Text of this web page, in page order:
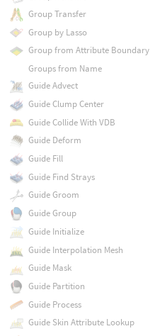
Group Transfer
Group by Lasso
Group from Attribute Boundary
Groups from Name
Guide Advect
Guide Clump Center
Guide Collide With VDB
Guide Deform
Guide Fill
Guide Find Strays
Guide Groom
Guide Group
Guide Initialize
Guide Interpolation Mesh
Guide Mask
Guide Partition
Guide Process
Guide Skin Attribute Lookup